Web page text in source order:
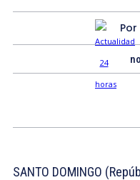
Por
SANTO DOMINGO